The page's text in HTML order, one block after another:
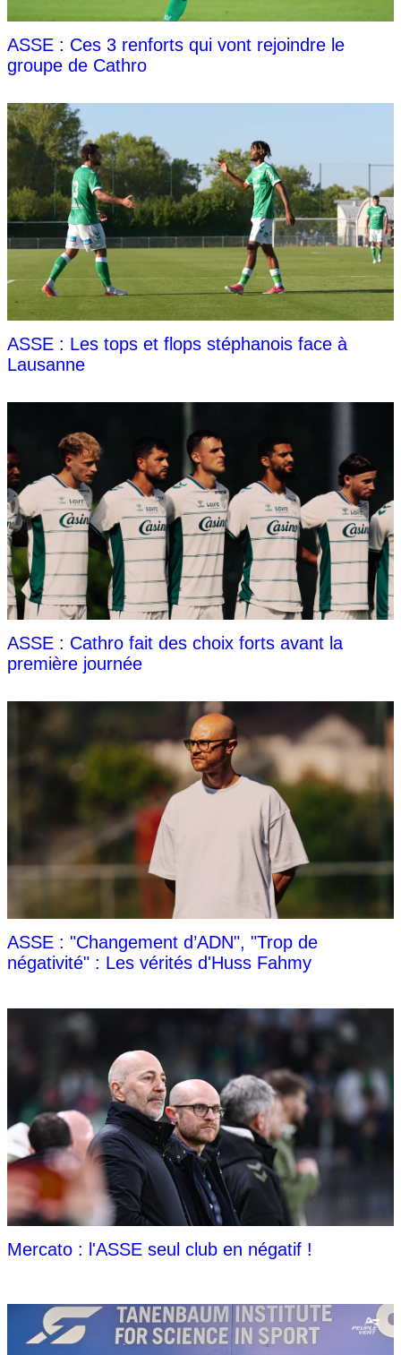
ASSE : Ces 3 renforts qui vont rejoindre le
groupe de Cathro
ASSE : Les tops et flops stéphanois face à
Lausanne
ASSE : Cathro fait des choix forts avant la
première journée
ASSE : "Changement d’ADN", "Trop de
négativité" : Les vérités d'Huss Fahmy
Mercato : l'ASSE seul club en négatif !